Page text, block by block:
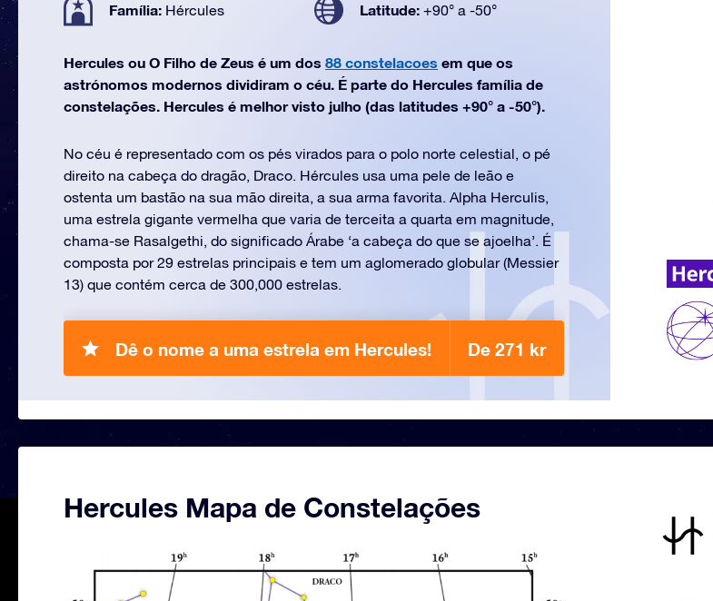
Família: Hércules Latitude: +90° a -50°
Hercules ou O Filho de Zeus é um dos 88 constelacoes em que os
astrónomos modernos dividiram o céu. É parte do Hercules família de
constelações. Hercules é melhor visto julho (das latitudes +90° a -50°).
No céu é representado com os pés virados para o polo norte celestial, o pé
direito na cabeça do dragão, Draco. Hércules usa uma pele de leão e
ostenta um bastão na sua mão direita, a sua arma favorita. Alpha Herculis,
uma estrela gigante vermelha que varia de terceita a quarta em magnitude,
chama-se Rasalgethi, do significado Árabe ‘a cabeça do que se ajoelha’. É
composta por 29 estrelas principais e tem um aglomerado globular (Messier
13) que contém cerca de 300,000 estrelas.
Dê o nome a uma estrela em Hercules! De 271 kr
Hercules Mapa de Constelações